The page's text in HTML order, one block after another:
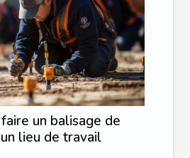
un balisage de
lieu de travail